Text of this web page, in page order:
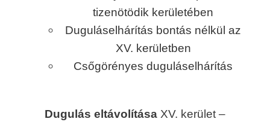
tizenötödik kerületében
Duguláselhárítás bontás nélkül az
XV. kerületben
Csőgörényes duguláselhárítás
Dugulás eltávolítása XV. kerület –